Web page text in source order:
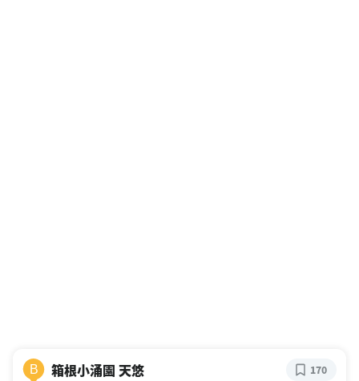
B 箱根小涌園 天悠 170